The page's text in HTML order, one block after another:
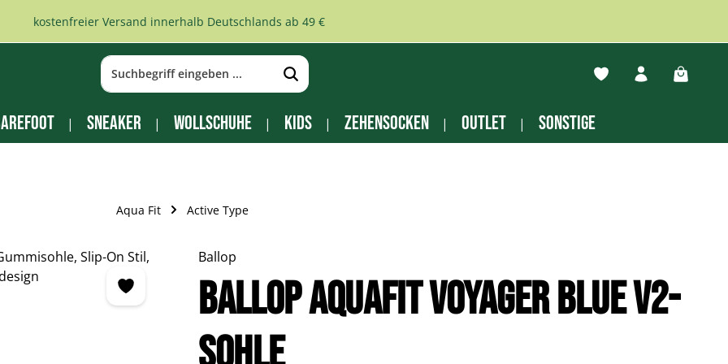
kostenfreier Versand innerhalb Deutschlands ab 49 €
Du hast 0 Produkte
Sneaker Wollschuhe Kids Zehensocken Outlet Sonstige
Aqua Fit Active Type
Ballop
BALLOP Aquafit Voyager blue V2-